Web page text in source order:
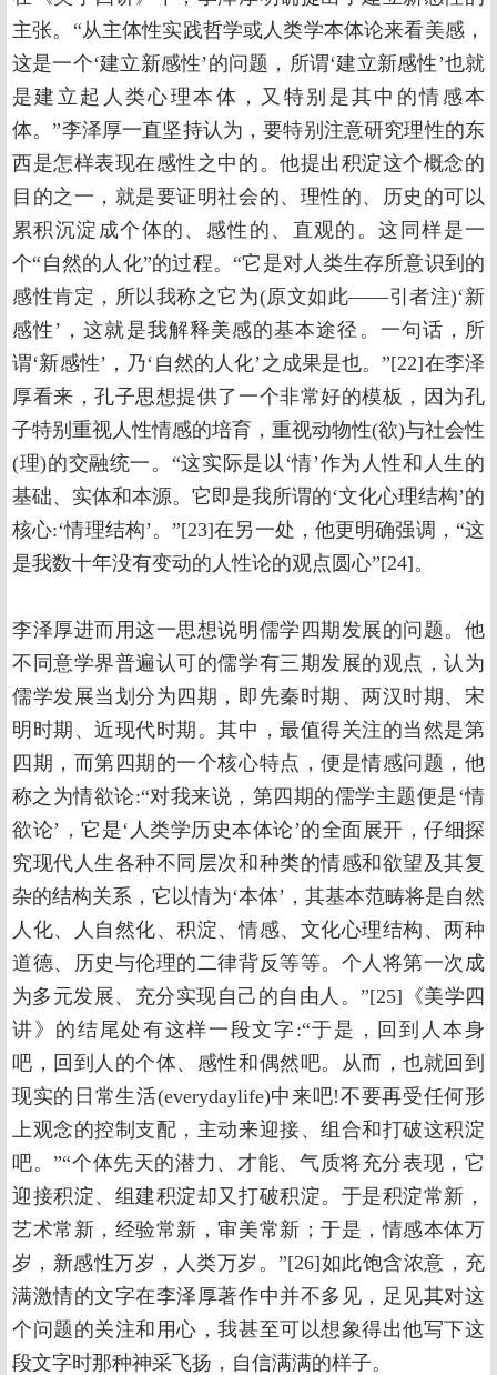
主张。“从主体性实践哲学或人类学本体论来看美感，
这是一个‘建立新感性’的问题，所谓‘建立新感性’也就
是建立起人类心理本体，又特别是其中的情感本
体。”李泽厚一直坚持认为，要特别注意研究理性的东
西是怎样表现在感性之中的。他提出积淀这个概念的
目的之一，就是要证明社会的、理性的、历史的可以
累积沉淀成个体的、感性的、直观的。这同样是一
个“自然的人化”的过程。“它是对人类生存所意识到的
感性肯定，所以我称之它为(原文如此——引者注)‘新
感性’，这就是我解释美感的基本途径。一句话，所
谓‘新感性’，乃‘自然的人化’之成果是也。”[22]在李泽
厚看来，孔子思想提供了一个非常好的模板，因为孔
子特别重视人性情感的培育，重视动物性(欲)与社会性
(理)的交融统一。“这实际是以‘情’作为人性和人生的
基础、实体和本源。它即是我所谓的‘文化心理结构’的
核心:‘情理结构’。”[23]在另一处，他更明确强调，“这
是我数十年没有变动的人性论的观点圆心”[24]。
李泽厚进而用这一思想说明儒学四期发展的问题。他
不同意学界普遍认可的儒学有三期发展的观点，认为
儒学发展当划分为四期，即先秦时期、两汉时期、宋
明时期、近现代时期。其中，最值得关注的当然是第
四期，而第四期的一个核心特点，便是情感问题，他
称之为情欲论:“对我来说，第四期的儒学主题便是‘情
欲论’，它是‘人类学历史本体论’的全面展开，仔细探
究现代人生各种不同层次和种类的情感和欲望及其复
杂的结构关系，它以情为‘本体’，其基本范畴将是自然
人化、人自然化、积淀、情感、文化心理结构、两种
道德、历史与伦理的二律背反等等。个人将第一次成
为多元发展、充分实现自己的自由人。”[25]《美学四
讲》的结尾处有这样一段文字:“于是，回到人本身
吧，回到人的个体、感性和偶然吧。从而，也就回到
现实的日常生活(everydaylife)中来吧!不要再受任何形
上观念的控制支配，主动来迎接、组合和打破这积淀
吧。”“个体先天的潜力、才能、气质将充分表现，它
迎接积淀、组建积淀却又打破积淀。于是积淀常新，
艺术常新，经验常新，审美常新；于是，情感本体万
岁，新感性万岁，人类万岁。”[26]如此饱含浓意，充
满激情的文字在李泽厚著作中并不多见，足见其对这
个问题的关注和用心，我甚至可以想象得出他写下这
段文字时那种神采飞扬，自信满满的样子。